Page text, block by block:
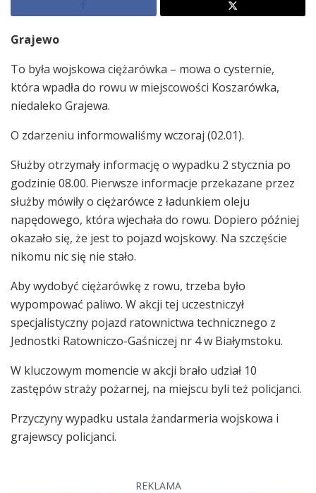
Grajewo
To była wojskowa ciężarówka – mowa o cysternie,
która wpadła do rowu w miejscowości Koszarówka,
niedaleko Grajewa.
O zdarzeniu informowaliśmy wczoraj (02.01).
Służby otrzymały informację o wypadku 2 stycznia po
godzinie 08.00. Pierwsze informacje przekazane przez
służby mówiły o ciężarówce z ładunkiem oleju
napędowego, która wjechała do rowu. Dopiero później
okazało się, że jest to pojazd wojskowy. Na szczęście
nikomu nic się nie stało.
Aby wydobyć ciężarówkę z rowu, trzeba było
wypompować paliwo. W akcji tej uczestniczył
specjalistyczny pojazd ratownictwa technicznego z
Jednostki Ratowniczo-Gaśniczej nr 4 w Białymstoku.
W kluczowym momencie w akcji brało udział 10
zastępów straży pożarnej, na miejscu byli też policjanci.
Przyczyny wypadku ustala żandarmeria wojskowa i
grajewscy policjanci.
REKLAMA